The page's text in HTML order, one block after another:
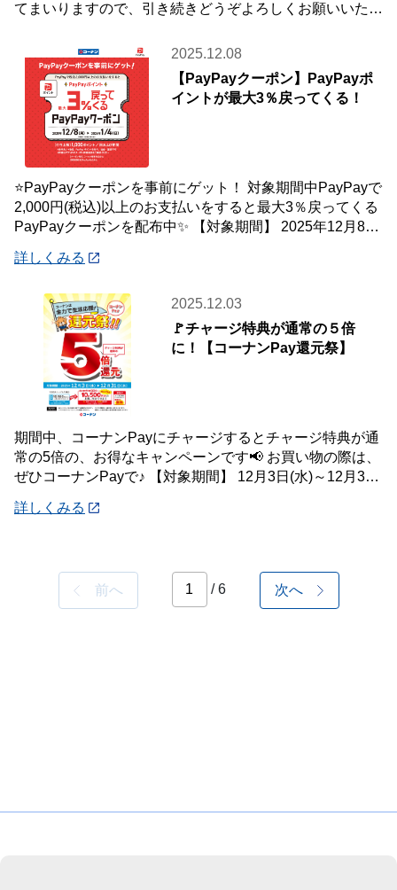
てまいりますので、引き続きどうぞよろしくお願いいたし
2025.12.08
【PayPayクーポン】PayPayポ
イントが最大3％戻ってくる！
⭐PayPayクーポンを事前にゲット！ 対象期間中PayPayで
2,000円(税込)以上のお支払いをすると最大3％戻ってくる
PayPayクーポンを配布中✨ 【対象期間】 2025年12月8日
詳しくみる
2025.12.03
🚩チャージ特典が通常の５倍
に！【コーナンPay還元祭】
期間中、コーナンPayにチャージするとチャージ特典が通
常の5倍の、お得なキャンペーンです📢 お買い物の際は、
ぜひコーナンPayで♪ 【対象期間】 12月3日(水)～12月31
詳しくみる
前へ / 6 次へ